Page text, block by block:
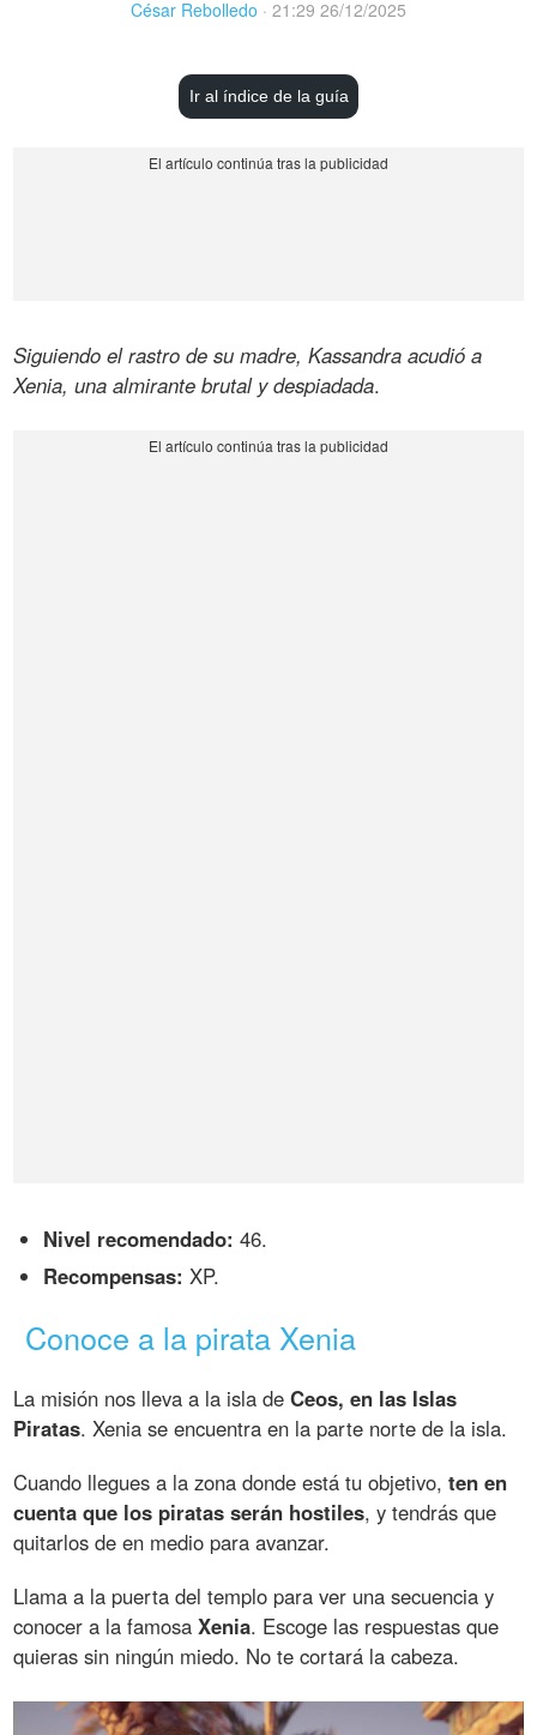
César Rebolledo · 21:29 26/12/2025
Ir al índice de la guía
Siguiendo el rastro de su madre, Kassandra acudió a
Xenia, una almirante brutal y despiadada.
Nivel recomendado: 46.
Recompensas: XP.
Conoce a la pirata Xenia
La misión nos lleva a la isla deCeos, en las Islas
Piratas. Xenia se encuentra en la parte norte de la isla.
Cuando llegues a la zona donde está tu objetivo,ten en
cuenta que los piratas serán hostiles, y tendrás que
quitarlos de en medio para avanzar.
Llama a la puerta del templo para ver una secuencia y
conocer a la famosaXenia. Escoge las respuestas que
quieras sin ningún miedo. No te cortará la cabeza.